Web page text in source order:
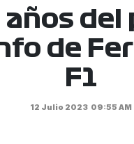
años del
de
F1
12 Julio 2023 09:55 AM